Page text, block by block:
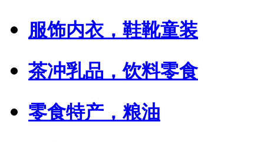
服饰内衣，鞋靴童装
茶冲乳品，饮料零食
零食特产，粮油